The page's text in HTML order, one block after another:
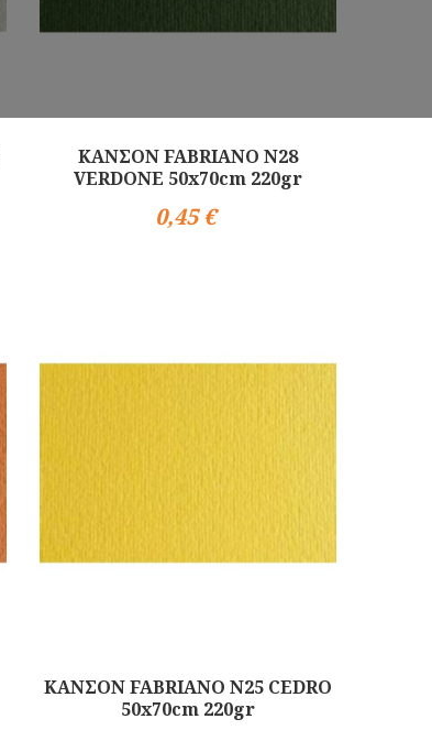
ΚΑΝΣΟΝ FABRIANO N28
VERDONE 50x70cm 220gr
0,45 €
ΚΑΝΣΟΝ FABRIANO N25 CEDRO
50x70cm 220gr